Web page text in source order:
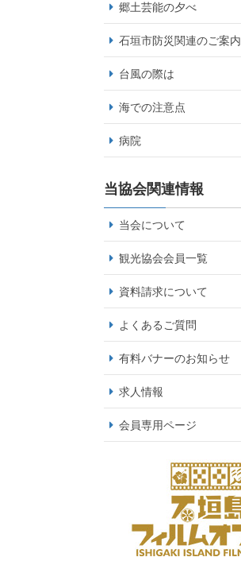
郷土芸能の夕べ
石垣市防災関連のご案内
台風の際は
海での注意点
病院
当協会関連情報
当会について
観光協会会員一覧
資料請求について
よくあるご質問
有料バナーのお知らせ
求人情報
会員専用ページ